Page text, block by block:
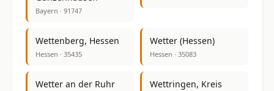
Bayern · 91747
Wettenberg, Hessen
Hessen · 35435
Wetter (Hessen)
Hessen · 35083
Wetter an der Ruhr
Wettringen, Kreis